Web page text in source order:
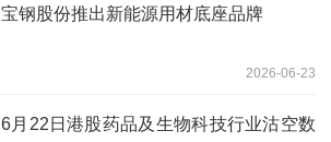
宝钢股份推出新能源用材底座品牌
2026-06-23
6月22日港股药品及生物科技行业沽空数